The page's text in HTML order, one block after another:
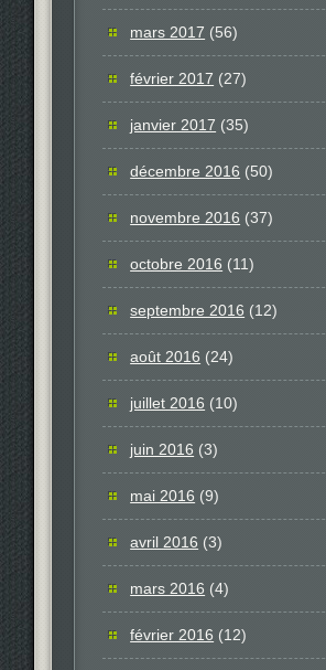
mars 2017 (56)
février 2017 (27)
janvier 2017 (35)
décembre 2016 (50)
novembre 2016 (37)
octobre 2016 (11)
septembre 2016 (12)
août 2016 (24)
juillet 2016 (10)
juin 2016 (3)
mai 2016 (9)
avril 2016 (3)
mars 2016 (4)
février 2016 (12)